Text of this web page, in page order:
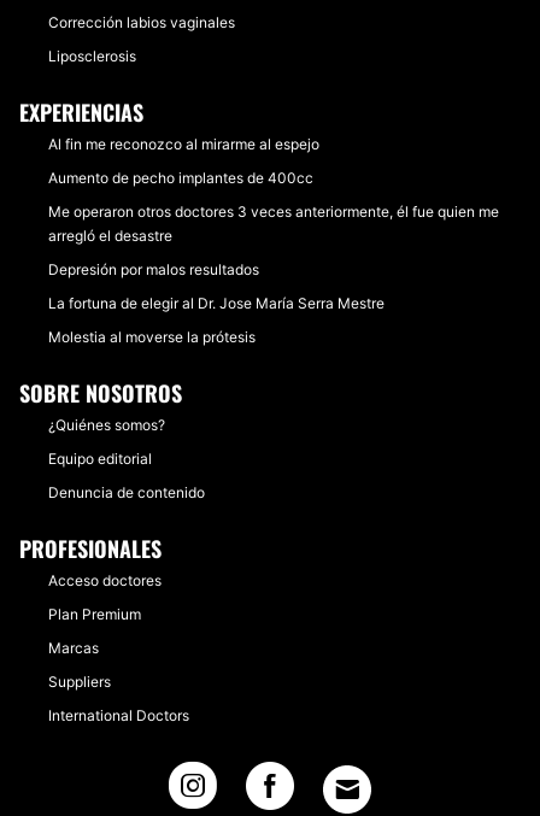
Corrección labios vaginales
Liposclerosis
EXPERIENCIAS
Al fin me reconozco al mirarme al espejo
Aumento de pecho implantes de 400cc
Me operaron otros doctores 3 veces anteriormente, él fue quien me
arregló el desastre
Depresión por malos resultados
La fortuna de elegir al Dr. Jose María Serra Mestre
Molestia al moverse la prótesis
SOBRE NOSOTROS
¿Quiénes somos?
Equipo editorial
Denuncia de contenido
PROFESIONALES
Acceso doctores
Plan Premium
Marcas
Suppliers
International Doctors